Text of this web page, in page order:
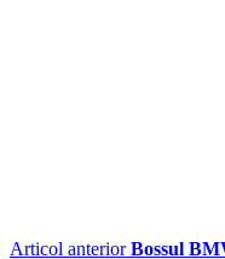
Articol anterior Bossul